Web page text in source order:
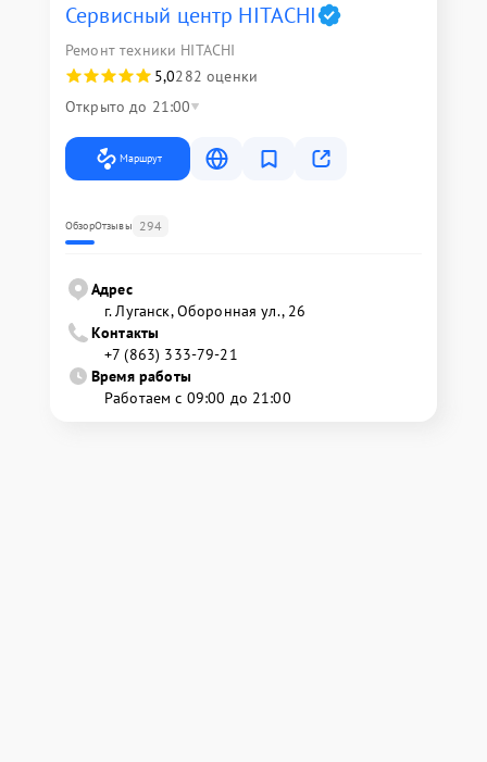
Сервисный центр HITACHI
Ремонт техники HITACHI
5,0282 оценки
Открыто до 21:00
Маршрут
ОбзорОтзывы 294
Адрес
г. Луганск, Оборонная ул., 26
Контакты
+7 (863) 333-79-21
Время работы
Работаем с 09:00 до 21:00